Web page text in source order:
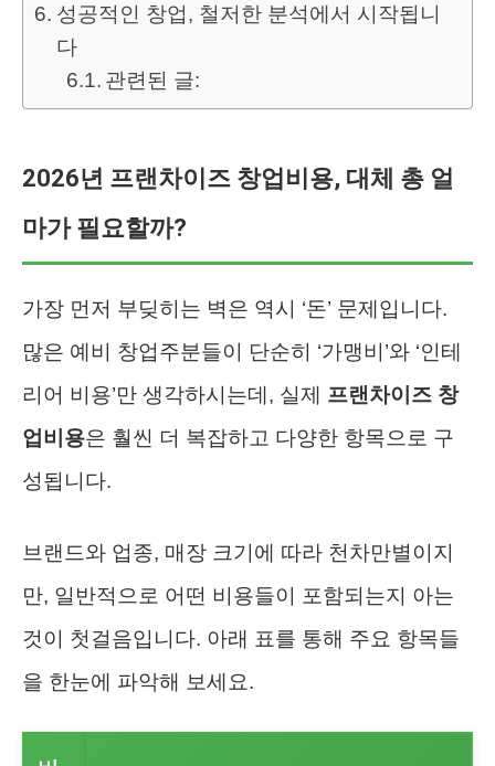
성공적인 창업, 철저한 분석에서 시작됩니
다
관련된 글:
2026년 프랜차이즈 창업비용, 대체 총 얼
마가 필요할까?
가장 먼저 부딪히는 벽은 역시 ‘돈’ 문제입니다.
많은 예비 창업주분들이 단순히 ‘가맹비’와 ‘인테
리어 비용’만 생각하시는데, 실제 프랜차이즈 창
업비용은 훨씬 더 복잡하고 다양한 항목으로 구
성됩니다.
브랜드와 업종, 매장 크기에 따라 천차만별이지
만, 일반적으로 어떤 비용들이 포함되는지 아는
것이 첫걸음입니다. 아래 표를 통해 주요 항목들
을 한눈에 파악해 보세요.